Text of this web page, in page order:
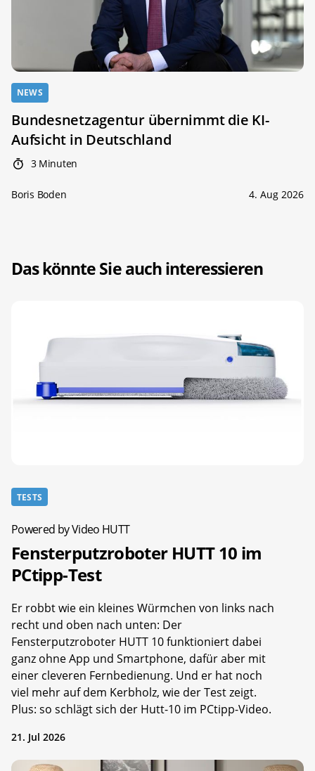
NEWS
Bundesnetzagentur übernimmt die KI-
Aufsicht in Deutschland
3 Minuten
Boris Boden 4. Aug 2026
Das könnte Sie auch interessieren
TESTS
Powered by Video HUTT
Fensterputzroboter HUTT 10 im
PCtipp-Test
Er robbt wie ein kleines Würmchen von links nach
recht und oben nach unten: Der
Fensterputzroboter HUTT 10 funktioniert dabei
ganz ohne App und Smartphone, dafür aber mit
einer cleveren Fernbedienung. Und er hat noch
viel mehr auf dem Kerbholz, wie der Test zeigt.
Plus: so schlägt sich der Hutt-10 im PCtipp-Video.
21. Jul 2026